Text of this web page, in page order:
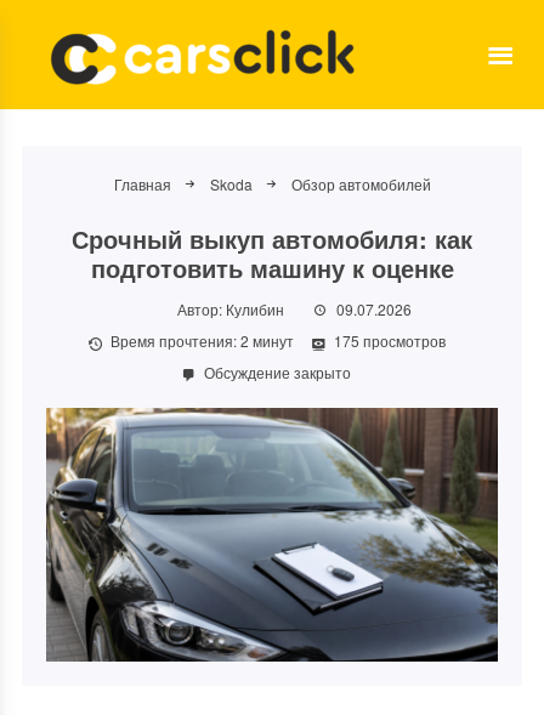
Главная Skoda Обзор автомобилей
Срочный выкуп автомобиля: как
подготовить машину к оценке
Автор: Кулибин
09.07.2026
Время прочтения: 2 минут
175 просмотров
Обсуждение закрыто